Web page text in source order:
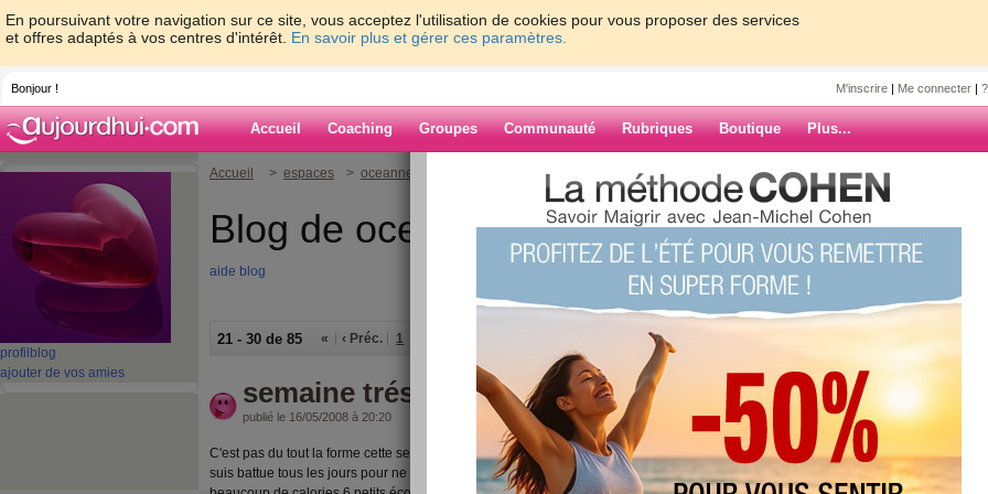
En poursuivant votre navigation sur ce site, vous acceptez l'utilisation de cookies pour vous proposer des services
et offres adaptés à vos centres d'intérêt. En savoir plus et gérer ces paramètres.
Bonjour ! M'inscrire | Me connecter |
Accueil Coaching Groupes Communauté Rubriques Boutique Plus...
profil blog
ajouter de vos amies
Accueil > espaces > oceanne3371
Blog de oceanne3371
aide blog
21 - 30 de 85 « ‹ Préc. 1 »
semaine trés dur à suivre
publié le 16/05/2008 à 20:20
C'est pas du tout la forme cette semaine, des soucis beaucoup trop brefs, je me
suis battue tous les jours pour ne pas craquer, mais aujourd'hui, j'avoue que j'ai
ARCHIVES